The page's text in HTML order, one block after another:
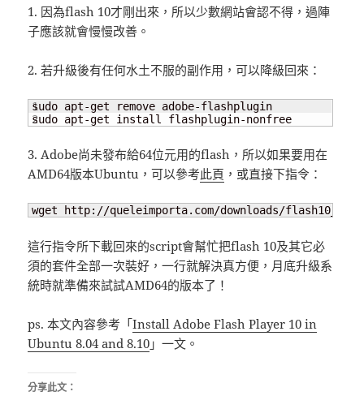
1. 因為flash 10才剛出來，所以少數網站會認不得，過陣
子應該就會慢慢改善。
2. 若升級後有任何水土不服的副作用，可以降級回來：
1
sudo apt-get remove adobe-flashplugin
sudo apt-get install flashplugin-nonfree
3. Adobe尚未發布給64位元用的flash，所以如果要用在
AMD64版本Ubuntu，可以參考此頁 ，或直接下指令：
wget http://queleimporta.com/downloads/
這行指令所下載回來的script會幫忙把flash 10及其它必
須的套件全部一次裝好，一行就解決真方便，月底升級系
統時就準備來試試AMD64的版本了！
ps. 本文內容參考「Install Adobe Flash Player 10 in
Ubuntu 8.04 and 8.10 」一文。
分享此文：